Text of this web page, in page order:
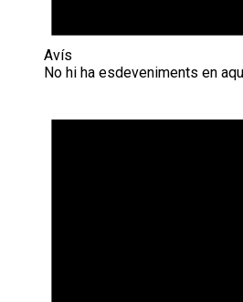
Avís
No hi ha esdeveniments en